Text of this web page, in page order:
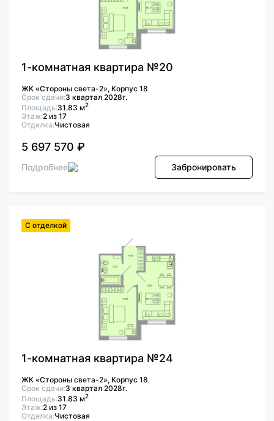
1-комнатная квартира №20
ЖК «Стороны света-2», Корпус 18
Срок сдачи:3 квартал 2028г.
Площадь:31.83 м2
Этаж:2 из 17
Отделка:Чистовая
5 697 570 ₽
Подробнее Забронировать
С отделкой
1-комнатная квартира №24
ЖК «Стороны света-2», Корпус 18
Срок сдачи:3 квартал 2028г.
Площадь:31.83 м2
Этаж:2 из 17
Отделка:Чистовая